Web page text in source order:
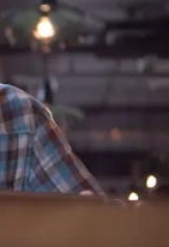
务，以保持商店
装供应链引入更大